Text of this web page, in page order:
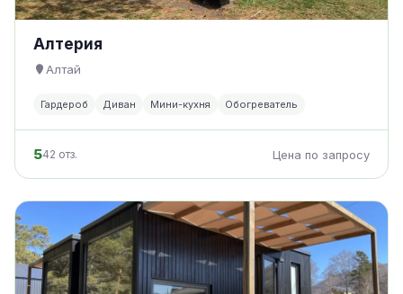
Алтерия
Алтай
Гардероб Диван Мини-кухня Обогреватель
542 отз. Цена по запросу